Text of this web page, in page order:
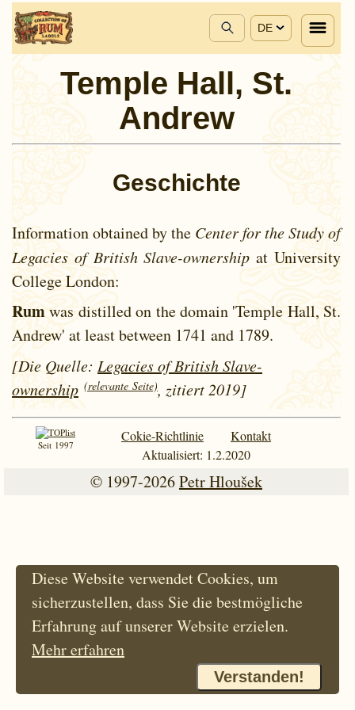
DE
Temple Hall, St.
Andrew
Geschichte
Information obtained by the Center for the Study of
Legacies of British Slave-ownership at University
College London:
Rumwas distilled on the domain 'Temple Hall, St.
Andrew' at least between 1741 and 1789.
[Die Quelle: Legacies of British Slave-
ownership (relevante Seite), zitiert 2019]
Seit 1997
Cokie-Richtlinie
Kontakt
Aktualisiert: 1.2.2020
© 1997-2026Petr Hloušek
Diese Website verwendet Cookies, um
sicherzustellen, dass Sie die bestmögliche
Erfahrung auf unserer Website erzielen.
Mehr erfahren
Verstanden!